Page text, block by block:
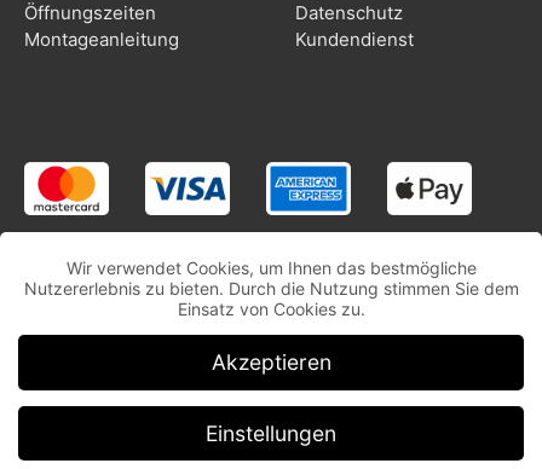
Öffnungszeiten
Montageanleitung
Datenschutz
Kundendienst
Copyright © CooleSticker.ch | Alle Rechte vorbehalten.
Wir verwendet Cookies, um Ihnen das bestmögliche
Nutzererlebnis zu bieten. Durch die Nutzung stimmen Sie dem
Einsatz von Cookies zu.
Akzeptieren
Einstellungen